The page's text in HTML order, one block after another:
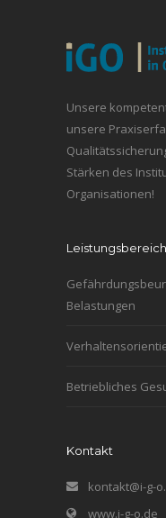
Unsere
unsere
Stärken des
Organisationen!
Belastungen
Betriebliches
Kontakt
kontakt@i-g-
www.i-g-o.de